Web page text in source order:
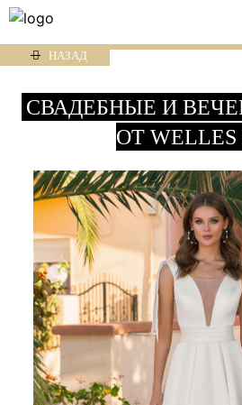
НАЗАД
СВАДЕБНЫЕ И
ОТ WELLES